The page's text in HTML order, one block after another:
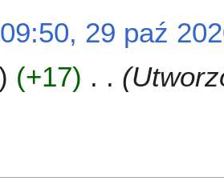
09:50, 29 paź
+17